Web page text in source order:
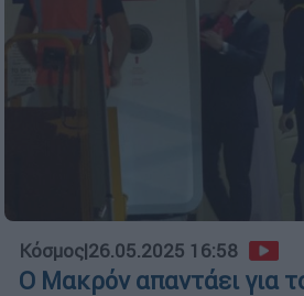
Κόσμος|26.05.2025 16:58
Ο Μακρόν απαντάει για